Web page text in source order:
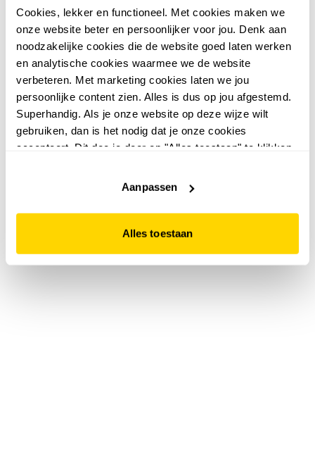
Cookies, lekker en functioneel. Met cookies maken we
onze website beter en persoonlijker voor jou. Denk aan
noodzakelijke cookies die de website goed laten werken
en analytische cookies waarmee we de website
verbeteren. Met marketing cookies laten we jou
persoonlijke content zien. Alles is dus op jou afgestemd.
Superhandig. Als je onze website op deze wijze wilt
gebruiken, dan is het nodig dat je onze cookies
accepteert. Dit doe je door op "Alles toestaan" te klikken.
website niet optimaal functioneert.
Aanpassen
Alles toestaan